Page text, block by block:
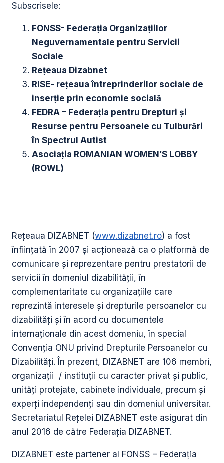
Subscrisele:
FONSS- Federația Organizațiilor
Neguvernamentale pentru Servicii
Sociale
Rețeaua Dizabnet
RISE- rețeaua întreprinderilor sociale de
inserție prin economie socială
FEDRA – Federaţia pentru Drepturi şi
Resurse pentru Persoanele cu Tulburări
în Spectrul Autist
Asociația ROMANIAN WOMEN’S LOBBY
(ROWL)
Reţeaua DIZABNET (www.dizabnet.ro) a fost
înfiinţată în 2007 şi acţionează ca o platformă de
comunicare şi reprezentare pentru prestatorii de
servicii în domeniul dizabilităţii, în
complementaritate cu organizaţiile care
reprezintă interesele şi drepturile persoanelor cu
dizabilităţi şi în acord cu documentele
internaţionale din acest domeniu, în special
Convenţia ONU privind Drepturile Persoanelor cu
Dizabilităţi. În prezent, DIZABNET are 106 membri,
organizaţii / instituții cu caracter privat şi public,
unități protejate, cabinete individuale, precum și
experți independenți sau din domeniul universitar.
Secretariatul Reţelei DIZABNET este asigurat din
anul 2016 de către Federația DIZABNET.
DIZABNET este partener al FONSS – Federația